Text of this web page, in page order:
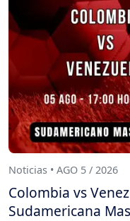
Noticias • AGO 5 / 2026
Colombia vs
Sudamericana